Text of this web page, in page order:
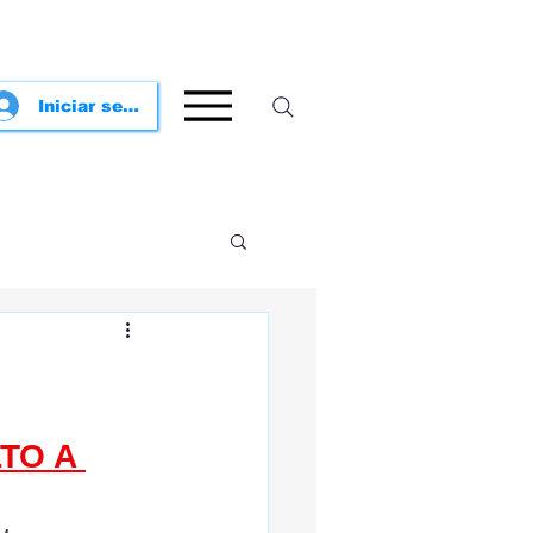
Iniciar sesión
A